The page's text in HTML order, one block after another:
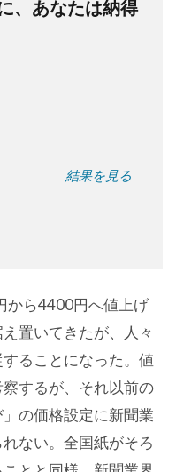
、あなたは納得
結果を見る
から4400円へ値上げ
置いてきたが、人々
ることになった。値
するが、それ以前の
の価格設定に新聞業
ない。全国紙がそろ